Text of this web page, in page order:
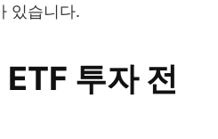
있습니다.
투자 전